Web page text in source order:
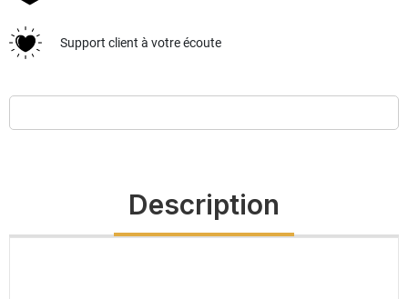
Support client à votre écoute
Description